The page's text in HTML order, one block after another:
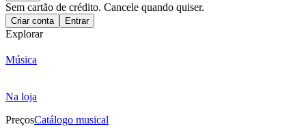
Sem cartão de crédito. Cancele quando quiser.
Criar conta Entrar
Explorar
Música
Na loja
PreçosCatálogo musical